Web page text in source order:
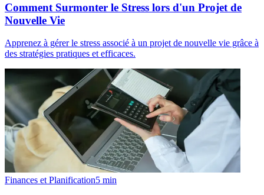
Comment Surmonter le Stress lors d'un Projet de
Nouvelle Vie
Apprenez à gérer le stress associé à un projet de nouvelle vie grâce à
des stratégies pratiques et efficaces.
Finances et Planification5 min